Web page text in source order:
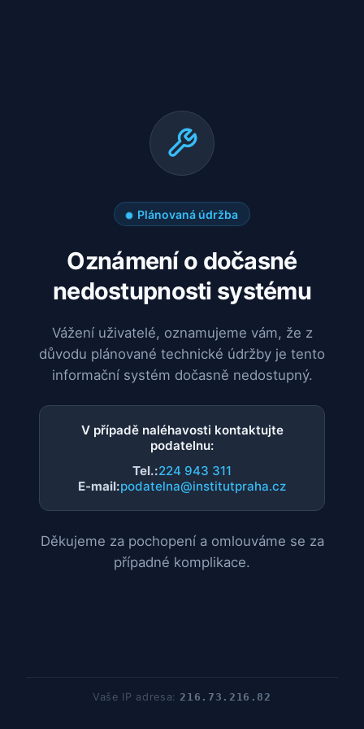
Plánovaná údržba
Oznámení o dočasné
nedostupnosti systému
Vážení uživatelé, oznamujeme vám, že z
důvodu plánované technické údržby je tento
informační systém dočasně nedostupný.
V případě naléhavosti kontaktujte
podatelnu:
Tel.:224 943 311
E-mail:podatelna@institutpraha.cz
Děkujeme za pochopení a omlouváme se za
případné komplikace.
Vaše IP adresa:216.73.216.82